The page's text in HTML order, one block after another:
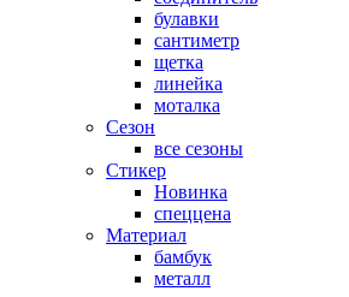
булавки
сантиметр
щетка
линейка
моталка
Сезон
все сезоны
Стикер
Новинка
спеццена
Материал
бамбук
металл